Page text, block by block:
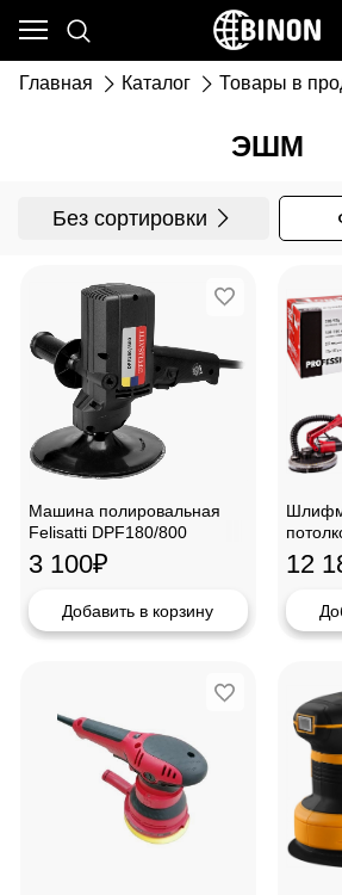
Главная Каталог Товары в
ЭШМ
Без сортировки
Машина полировальная
Felisatti DPF180/800
3 100₽
Добавить в корзину
12
Ваш город - ст. Каневская,
угадали?
ДА НЕТ